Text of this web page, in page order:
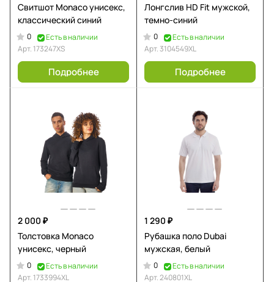
Свитшот Monaco унисекс,
классический синий
0
Есть в наличии
Арт. 173247XS
Подробнее
Лонгслив HD Fit мужской,
темно-синий
0
Есть в наличии
Арт.3104549XL
Подробнее
2 000 ₽
Толстовка Monaco
унисекс, черный
0
Есть в наличии
Арт. 1733994XL
1 290 ₽
Рубашка поло Dubai
мужская, белый
0
Есть в наличии
Арт.240801XL